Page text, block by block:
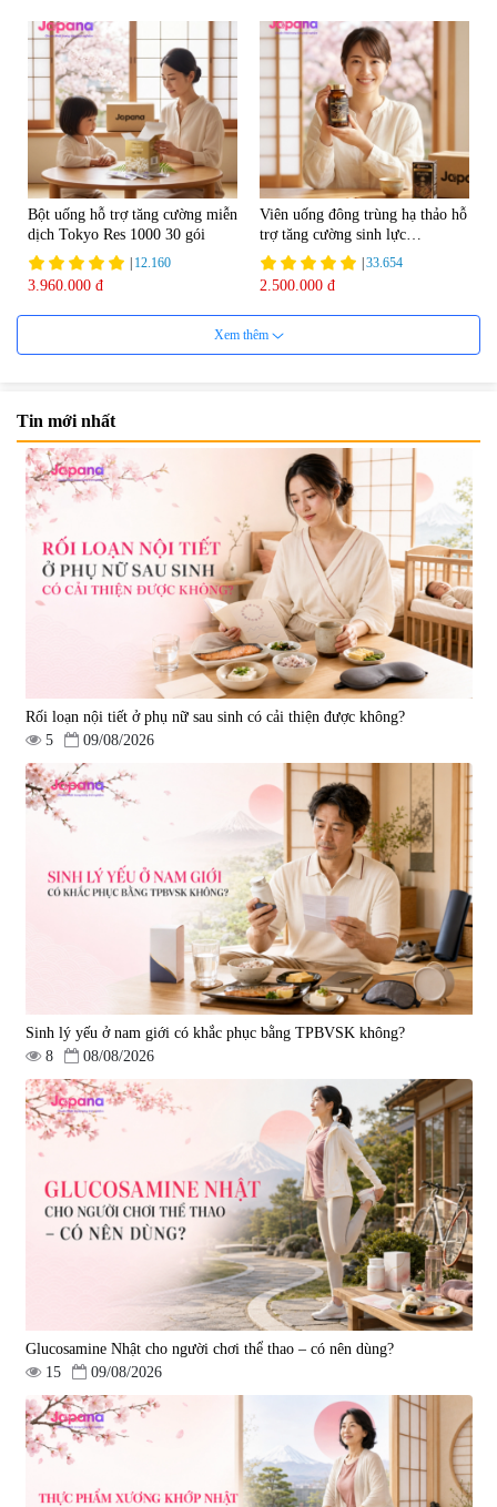
Bột uống hỗ trợ tăng cường miễn
dịch Tokyo Res 1000 30 gói
12.160
3.960.000 đ
Viên uống đông trùng hạ thảo hỗ
trợ tăng cường sinh lực
Tohchukasou Premium Yo
Group 180 viên - Date 08/2027
33.654
2.500.000 đ
Mặt Nạ Nichiei Bussan Nano
NMN+ 3D Face Mask Luxury (8
miếng)
0
1.890.000 đ
Viên uống bổ não Ribeto Shoji
Ichoha Ekisu Plus - 90 viên
|57.920
1.450.000 đ
Viên uống hỗ trợ tăng cường
sinh lý nam Fujina Monster Shot
880.000 đ
Viên uống chống lão hóa, tăng
sức khỏe Yangmiwa NMN 60
viên
|42.588
5.500.000 đ
Viên uống phòng ngừa đột quỵ,
tai biến Nattokinase Nano
Premium 120 viên
2.290.000 đ
Xem thêm
Tin mới nhất
Rối loạn nội tiết ở phụ nữ sau sinh có cải thiện được không?
5
09/08/2026
Sinh lý yếu ở nam giới có khắc phục bằng TPBVSK không?
8
08/08/2026
Glucosamine Nhật cho người chơi thể thao – có nên dùng?
15
09/08/2026